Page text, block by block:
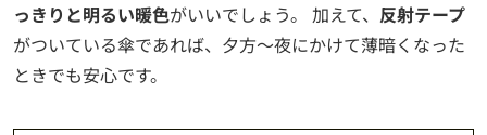
っきりと明るい暖色がいいでしょう。 加えて、 反射テープ
がついている傘であれば、夕方～夜にかけて薄暗くなった
ときでも安心です。